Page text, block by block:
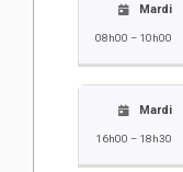
Mardi
08h00 – 10h00
Mardi
16h00 – 18h30